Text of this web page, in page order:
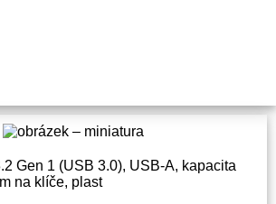
Gen 1 (USB 3.0), USB-A, kapacita
na klíče, plast